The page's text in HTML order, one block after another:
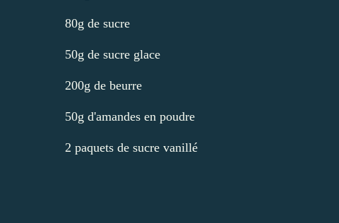
80g de sucre
50g de sucre glace
200g de beurre
50g d'amandes en poudre
2 paquets de sucre vanillé